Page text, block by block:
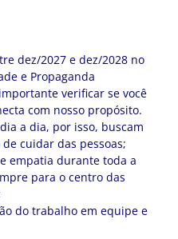
dez/2027 e dez/2028 no
e Propaganda
verificar se você
com nosso propósito.
a dia, por isso, buscam
cuidar das pessoas;
empatia durante toda a
para o centro das
do trabalho em equipe e